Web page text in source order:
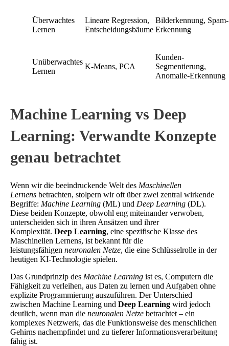
Überwachtes
Lernen
Lineare Regression,
Entscheidungsbäume
Bilderkennung, Spam-
Erkennung
Unüberwachtes
Lernen
K-Means, PCA
Kunden-
Segmentierung,
Anomalie-Erkennung
Machine Learning vs Deep
Learning: Verwandte Konzepte
genau betrachtet
Wenn wir die beeindruckende Welt des Maschinellen
Lernens betrachten, stolpern wir oft über zwei zentral wirkende
Begriffe: Machine Learning (ML) und Deep Learning (DL).
Diese beiden Konzepte, obwohl eng miteinander verwoben,
unterscheiden sich in ihren Ansätzen und ihrer
Komplexität. Deep Learning, eine spezifische Klasse des
Maschinellen Lernens, ist bekannt für die
leistungsfähigen neuronalen Netze, die eine Schlüsselrolle in der
heutigen KI-Technologie spielen.
Das Grundprinzip des Machine Learning ist es, Computern die
Fähigkeit zu verleihen, aus Daten zu lernen und Aufgaben ohne
explizite Programmierung auszuführen. Der Unterschied
zwischen Machine Learning und Deep Learning wird jedoch
deutlich, wenn man die neuronalen Netze betrachtet – ein
komplexes Netzwerk, das die Funktionsweise des menschlichen
Gehirns nachempfindet und zu tieferer Informationsverarbeitung
fähig ist.